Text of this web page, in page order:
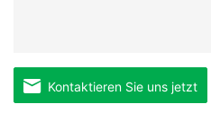
Kontaktieren Sie uns jetzt